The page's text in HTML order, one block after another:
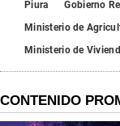
Piura
Gobierno
Ministerio de
Ministerio de